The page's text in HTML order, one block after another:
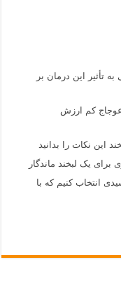
تأثیر این درمان بر
کم ارزش
این نکات را بدانید
برای یک لبخند ماندگار
انتخاب کنیم که با